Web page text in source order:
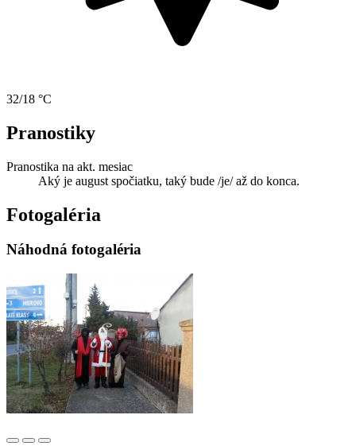
32/18 °C
Pranostiky
Pranostika na akt. mesiac
Aký je august spočiatku, taký bude /je/ až do konca.
Fotogaléria
Náhodná fotogaléria